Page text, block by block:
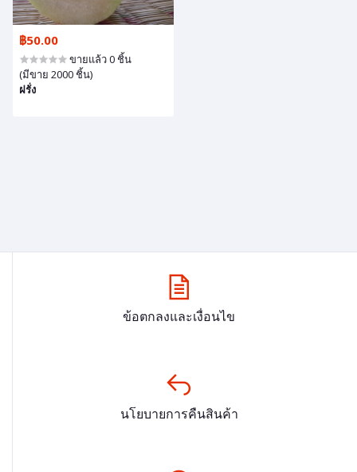
฿50.00
ขายแล้ว 0 ชิ้น
(มีขาย 2000 ชิ้น)
ฝรั่ง
ข้อตกลงและเงื่อนไข
นโยบายการคืนสินค้า